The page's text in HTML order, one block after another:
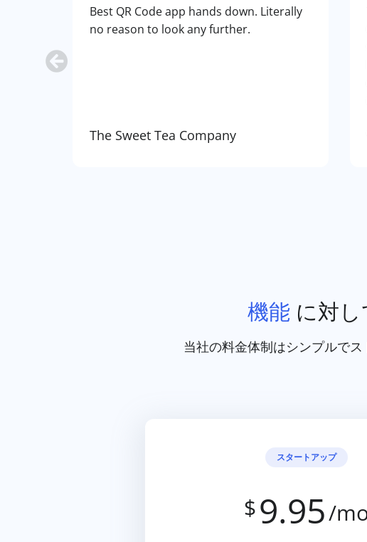
Best QR Code app hands down. Literally
no reason to look any further.
The Sweet Tea Company
機能に対し
当社の料金体制はシンプルで
スタートアップ
$9.95/